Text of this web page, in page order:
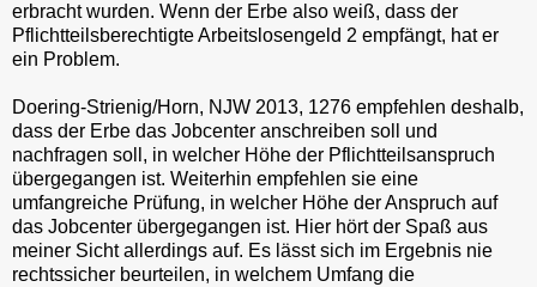
erbracht wurden. Wenn der Erbe also weiß, dass der
Pflichtteilsberechtigte Arbeitslosengeld 2 empfängt, hat er
ein Problem.
Doering-Strienig/Horn, NJW 2013, 1276 empfehlen deshalb,
dass der Erbe das Jobcenter anschreiben soll und
nachfragen soll, in welcher Höhe der Pflichtteilsanspruch
übergegangen ist. Weiterhin empfehlen sie eine
umfangreiche Prüfung, in welcher Höhe der Anspruch auf
das Jobcenter übergegangen ist. Hier hört der Spaß aus
meiner Sicht allerdings auf. Es lässt sich im Ergebnis nie
rechtssicher beurteilen, in welchem Umfang die